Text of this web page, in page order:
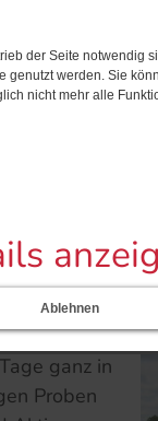
der Seite notwendig
genutzt werden. Sie
nicht mehr alle
Ablehnen
ganz in
Proben